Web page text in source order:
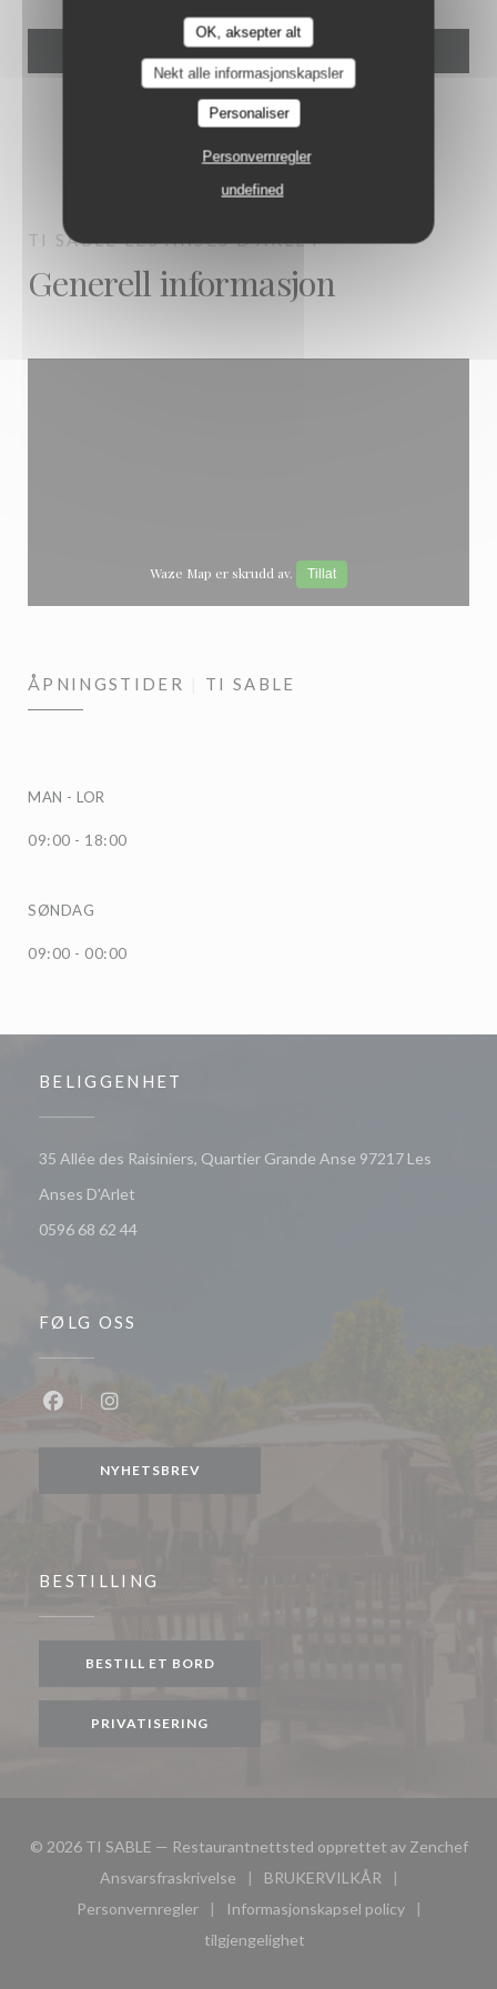
OK, aksepter alt
Nekt alle informasjonskapsler
Personaliser
Personvernregler
undefined
TI SABLELES ANSES D'ARLET
Generell informasjon
Waze Map er skrudd av. Tillat
ÅPNINGSTIDER TI SABLE
MAN - LOR
09:00 - 18:00
SØNDAG
09:00 - 00:00
BELIGGENHET
35 Allée des Raisiniers, Quartier Grande Anse 97217 Les
Anses D'Arlet
0596 68 62 44
FØLG OSS
NYHETSBREV
BESTILLING
BESTILL ET BORD
PRIVATISERING
© 2026 TI SABLE — Restaurantnettsted opprettet av Zenchef
Ansvarsfraskrivelse
((åpner i et nytt vindu))
BRUKERVILKÅR
((åpner i et nytt vindu))
Personvernregler
((åpner i et nytt vindu))
Informasjonskapsel policy
((åpner i et nytt vindu))
tilgjengelighet
((åpner i et nytt vindu))